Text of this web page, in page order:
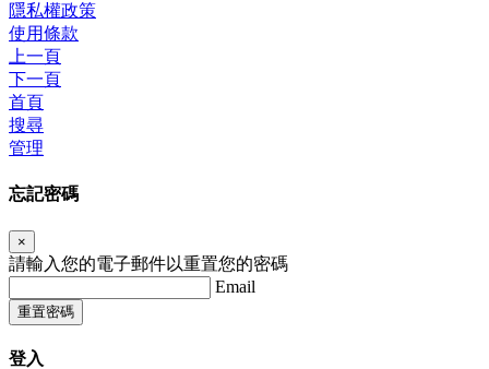
隱私權政策
使用條款
上一頁
下一頁
首頁
搜尋
管理
忘記密碼
×
請輸入您的電子郵件以重置您的密碼
Email
重置密碼
登入